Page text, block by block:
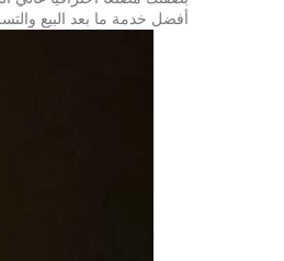
أفضل خدمة ما بعد البيع